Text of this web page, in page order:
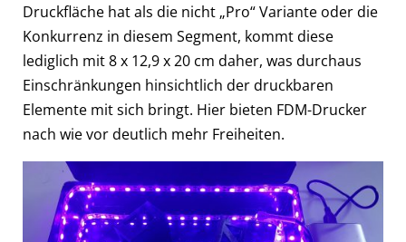
Druckfläche hat als die nicht „Pro“ Variante oder die
Konkurrenz in diesem Segment, kommt diese
lediglich mit 8 x 12,9 x 20 cm daher, was durchaus
Einschränkungen hinsichtlich der druckbaren
Elemente mit sich bringt. Hier bieten FDM-Drucker
nach wie vor deutlich mehr Freiheiten.